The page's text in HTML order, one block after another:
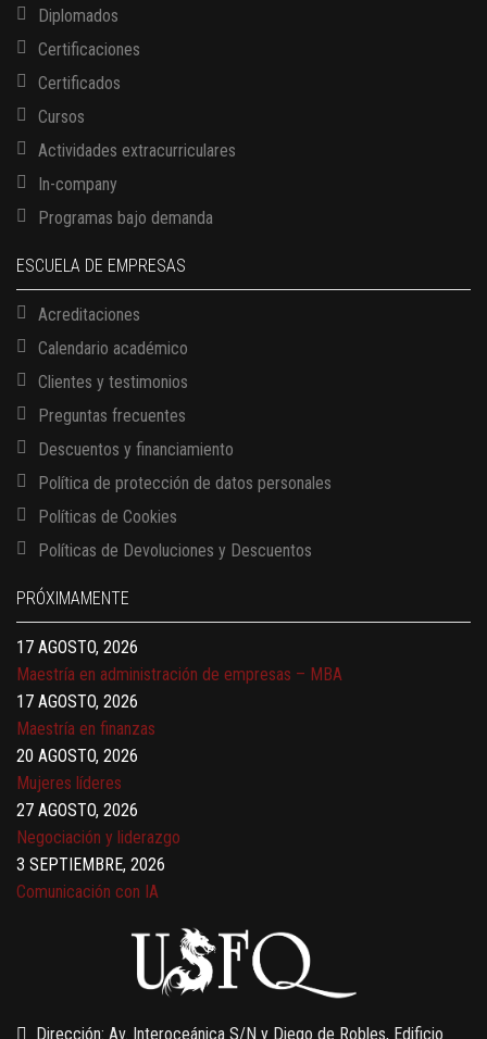
Diplomados
Certificaciones
Certificados
Cursos
Actividades extracurriculares
In-company
Programas bajo demanda
ESCUELA DE EMPRESAS
Acreditaciones
Calendario académico
Clientes y testimonios
Preguntas frecuentes
Descuentos y financiamiento
Política de protección de datos personales
Políticas de Cookies
Políticas de Devoluciones y Descuentos
PRÓXIMAMENTE
Finanzas para no financieros
17 AGOSTO, 2026
17 AGOSTO, 2026
Maestría en administración de empresas – MBA
17 AGOSTO, 2026
Maestría en finanzas
20 AGOSTO, 2026
Mujeres líderes
27 AGOSTO, 2026
Negociación y liderazgo
3 SEPTIEMBRE, 2026
Comunicación con IA
Gobernanza de datos
Finanzas para no financieros
Dirección: Av. Interoceánica S/N y Diego de Robles, Edificio